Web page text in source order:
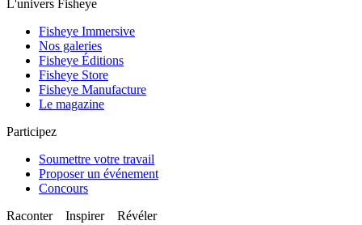
L'univers Fisheye
Fisheye Immersive
Nos galeries
Fisheye Éditions
Fisheye Store
Fisheye Manufacture
Le magazine
Participez
Soumettre votre travail
Proposer un événement
Concours
Raconter Inspirer Révéler